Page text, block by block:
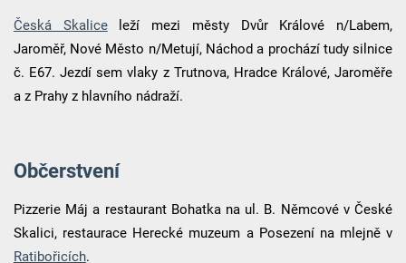
Česká Skaliceleží mezi městy Dvůr Králové n/Labem,
Jaroměř, Nové Město n/Metují, Náchod a prochází tudy silnice
č. E67. Jezdí sem vlaky z Trutnova, Hradce Králové, Jaroměře
a z Prahy z hlavního nádraží.
Občerstvení
Pizzerie Máj a restaurant Bohatka na ul. B. Němcové v České
Skalici, restaurace Herecké muzeum a Posezení na mlejně v
Ratibořicích.